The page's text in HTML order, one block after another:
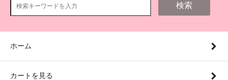
検索
ホーム
カートを見る